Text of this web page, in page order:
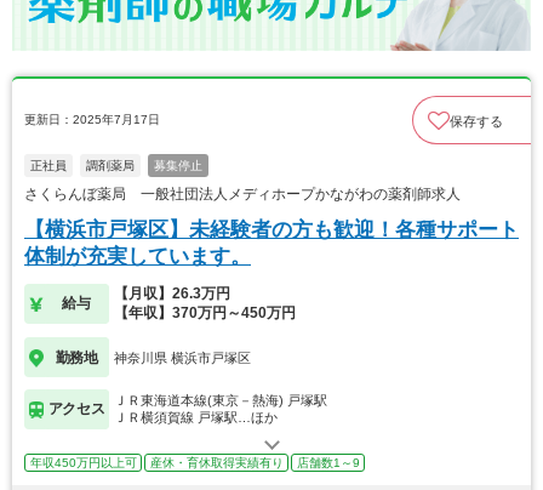
更新日：2025年7月17日 保存する
正社員 調剤薬局 募集停止
さくらんぼ薬局 一般社団法人メディホープかながわの薬剤師求人
【横浜市戸塚区】未経験者の方も歓迎！各種サポート
体制が充実しています。
給与
【月収】26.3万円
【年収】370万円～450万円
勤務地 神奈川県 横浜市戸塚区
アクセス
ＪＲ東海道本線(東京－熱海) 戸塚駅
ＪＲ横須賀線 戸塚駅…ほか
年収450万円以上可 産休・育休取得実績有り 店舗数1～9